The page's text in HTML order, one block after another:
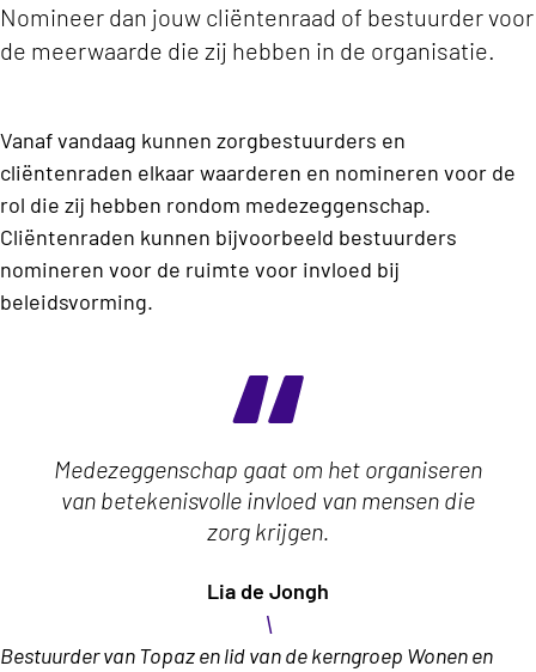
Nomineer dan jouw cliëntenraad of bestuurder voor
de meerwaarde die zij hebben in de organisatie.
Vanaf vandaag kunnen zorgbestuurders en
cliëntenraden elkaar waarderen en nomineren voor de
rol die zij hebben rondom medezeggenschap.
Cliëntenraden kunnen bijvoorbeeld bestuurders
nomineren voor de ruimte voor invloed bij
beleidsvorming.
Medezeggenschap gaat om het organiseren
van betekenisvolle invloed van mensen die
zorg krijgen.
Lia de Jongh
\
Bestuurder van Topaz en lid van de kerngroep Wonen en